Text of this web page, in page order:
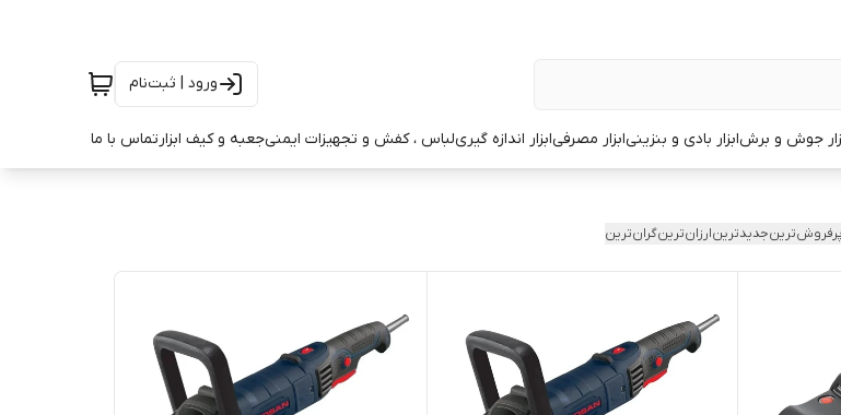
ورود | ثبت‌نام
جوش و برشابزار بادی و بنزینیابزار مصرفیابزار اندازه گیریلباس ، کفش و تجهیزات ایمنیجعبه و کیف ابزارتماس با ما
پرفروش‌ترینجدیدترینارزان‌ترینگران‌ترین